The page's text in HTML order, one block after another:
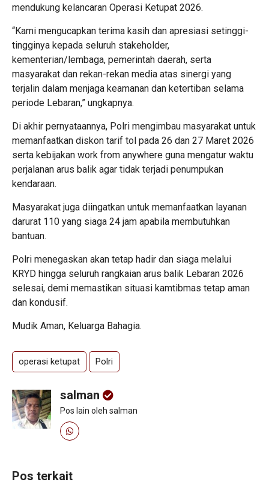
mendukung kelancaran Operasi Ketupat 2026.
“Kami mengucapkan terima kasih dan apresiasi setinggi-
tingginya kepada seluruh stakeholder,
kementerian/lembaga, pemerintah daerah, serta
masyarakat dan rekan-rekan media atas sinergi yang
terjalin dalam menjaga keamanan dan ketertiban selama
periode Lebaran,” ungkapnya.
Di akhir pernyataannya, Polri mengimbau masyarakat untuk
memanfaatkan diskon tarif tol pada 26 dan 27 Maret 2026
serta kebijakan work from anywhere guna mengatur waktu
perjalanan arus balik agar tidak terjadi penumpukan
kendaraan.
Masyarakat juga diingatkan untuk memanfaatkan layanan
darurat 110 yang siaga 24 jam apabila membutuhkan
bantuan.
Polri menegaskan akan tetap hadir dan siaga melalui
KRYD hingga seluruh rangkaian arus balik Lebaran 2026
selesai, demi memastikan situasi kamtibmas tetap aman
dan kondusif.
Mudik Aman, Keluarga Bahagia.
operasi ketupat Polri
salman
Pos lain oleh salman
Pos terkait